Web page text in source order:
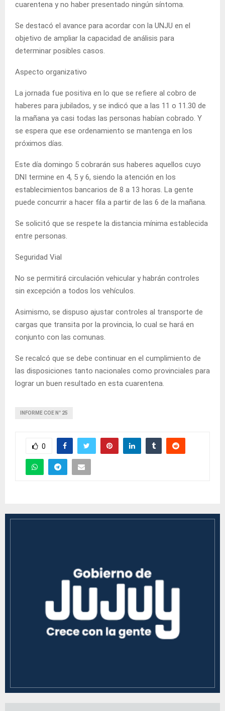
cuarentena y no haber presentado ningún síntoma.
Se destacó el avance para acordar con la UNJU en el
objetivo de ampliar la capacidad de análisis para
determinar posibles casos.
Aspecto organizativo
La jornada fue positiva en lo que se refiere al cobro de
haberes para jubilados, y se indicó que a las 11 o 11.30 de
la mañana ya casi todas las personas habían cobrado. Y
se espera que ese ordenamiento se mantenga en los
próximos días.
Este día domingo 5 cobrarán sus haberes aquellos cuyo
DNI termine en 4, 5 y 6, siendo la atención en los
establecimientos bancarios de 8 a 13 horas. La gente
puede concurrir a hacer fila a partir de las 6 de la mañana.
Se solicitó que se respete la distancia mínima establecida
entre personas.
Seguridad Vial
No se permitirá circulación vehicular y habrán controles
sin excepción a todos los vehículos.
Asimismo, se dispuso ajustar controles al transporte de
cargas que transita por la provincia, lo cual se hará en
conjunto con las comunas.
Se recalcó que se debe continuar en el cumplimiento de
las disposiciones tanto nacionales como provinciales para
lograr un buen resultado en esta cuarentena.
INFORME COE N° 25
0